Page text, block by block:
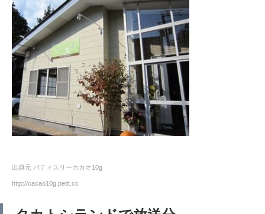
出典元 パティスリーカカオ10g
http://cacao10g.petit.cc